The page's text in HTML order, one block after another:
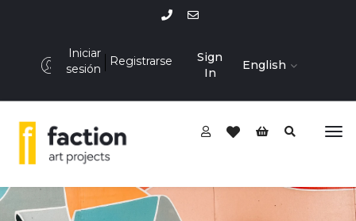
Iniciar
sesión
Registrarse
Sign
In
English